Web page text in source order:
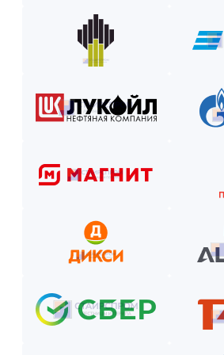
Оставьте заявку на сайте
Получите смету и договор.
Внесите предоплату (если
Отслеживайте этапы
Оплатите остаток после
и наслаждайтесь новой